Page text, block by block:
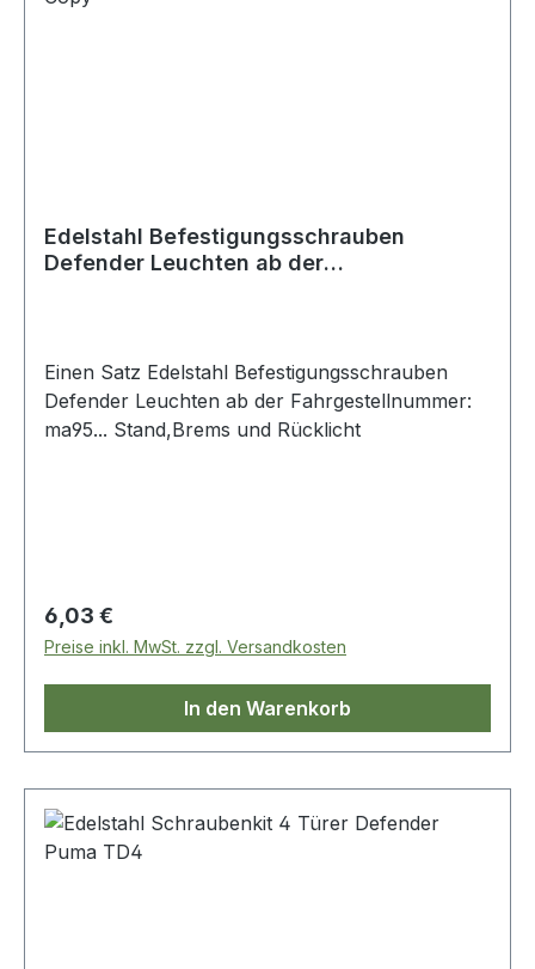
Edelstahl Befestigungsschrauben
Defender Leuchten ab der
Einen Satz Edelstahl Befestigungsschrauben
Defender Leuchten ab der Fahrgestellnummer:
ma95... Stand,Brems und Rücklicht
Regulärer Preis:
6,03 €
Preise inkl. MwSt. zzgl. Versandkosten
In den Warenkorb